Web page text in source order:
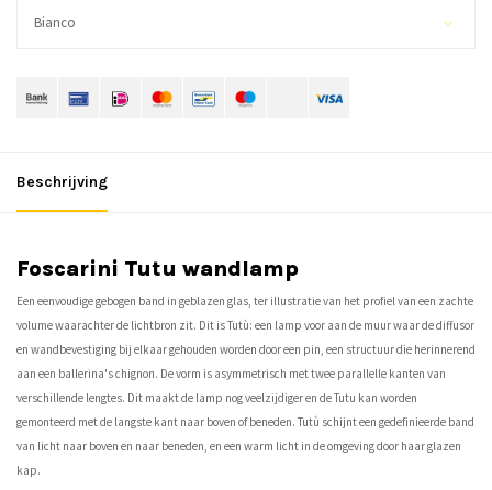
Bianco
Beschrijving
Foscarini Tutu wandlamp
Een eenvoudige gebogen band in geblazen glas, ter illustratie van het profiel van een zachte
volume waarachter de lichtbron zit. Dit is Tutù: een lamp voor aan de muur waar de diffusor
en wandbevestiging bij elkaar gehouden worden door een pin, een structuur die herinnerend
aan een ballerina's chignon. De vorm is asymmetrisch met twee parallelle kanten van
verschillende lengtes. Dit maakt de lamp nog veelzijdiger en de Tutu kan worden
gemonteerd met de langste kant naar boven of beneden. Tutù schijnt een gedefinieerde band
van licht naar boven en naar beneden, en een warm licht in de omgeving door haar glazen
kap.